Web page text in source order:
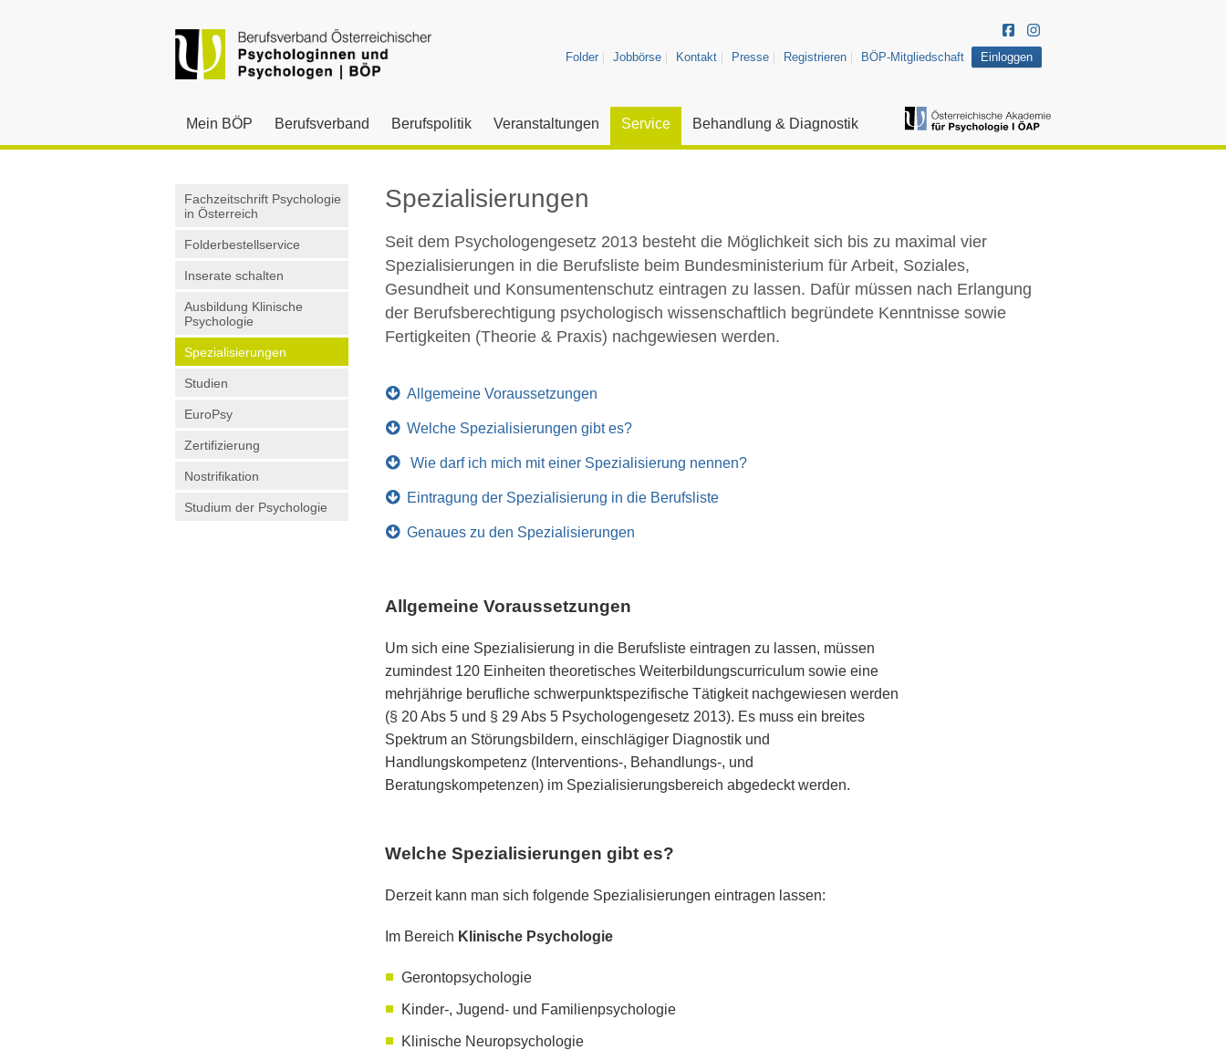
Folder Jobbörse Kontakt Presse Registrieren BÖP-Mitgliedschaft Einloggen
Mein BÖP Berufsverband Berufspolitik Veranstaltungen Service Behandlung & Diagnostik
Fachzeitschrift Psychologie
in Österreich
Folderbestellservice
Inserate schalten
Ausbildung Klinische
Psychologie
Spezialisierungen
Studien
EuroPsy
Zertifizierung
Nostrifikation
Studium der Psychologie
Spezialisierungen
Seit dem Psychologengesetz 2013 besteht die Möglichkeit sich bis zu maximal vier
Spezialisierungen in die Berufsliste beim Bundesministerium für Arbeit, Soziales,
Gesundheit und Konsumentenschutz eintragen zu lassen. Dafür müssen nach Erlangung
der Berufsberechtigung psychologisch wissenschaftlich begründete Kenntnisse sowie
Fertigkeiten (Theorie & Praxis) nachgewiesen werden.
Allgemeine Voraussetzungen
Welche Spezialisierungen gibt es?
​ Wie darf ich mich mit einer Spezialisierung nennen?​
Eintragung der Spezialisierung in die Berufsliste
Genaues zu den Spezialisierungen
Allgemeine Voraussetzungen
Um sich eine Spezialisierung in die Berufsliste eintragen zu lassen, müssen
zumindest 120 Einheiten theoretisches Weiterbildungscurriculum sowie eine
mehrjährige berufliche schwerpunktspezifische Tätigkeit nachgewiesen werden
(§ 20 Abs 5 und § 29 Abs 5 Psychologengesetz 2013). Es muss ein breites
Spektrum an Störungsbildern, einschlägiger Diagnostik und
Handlungskompetenz (Interventions-, Behandlungs-, und
Beratungskompetenzen) im Spezialisierungsbereich abgedeckt werden.
Welche Spezialisierungen gibt es?
Derzeit kann man sich folgende Spezialisierungen eintragen lassen:
Im Bereich Klinische Psychologie
Gerontopsychologie
Kinder-, Jugend- und Familienpsychologie
Klinische Neuropsychologie